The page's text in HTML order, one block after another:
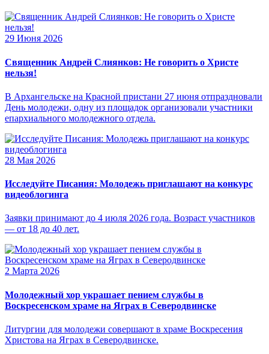
29 Июня 2026
Священник Андрей Слиянков: Не говорить о Христе
нельзя!
В Архангельске на Красной пристани 27 июня отпраздновали
День молодежи, одну из площадок организовали участники
епархиального молодежного отдела.
28 Мая 2026
Исследуйте Писания: Молодежь приглашают на конкурс
видеоблогинга
Заявки принимают до 4 июля 2026 года. Возраст участников
— от 18 до 40 лет.
2 Марта 2026
Молодежный хор украшает пением службы в
Воскресенском храме на Яграх в Северодвинске
Литургии для молодежи совершают в храме Воскресения
Христова на Яграх в Северодвинске.